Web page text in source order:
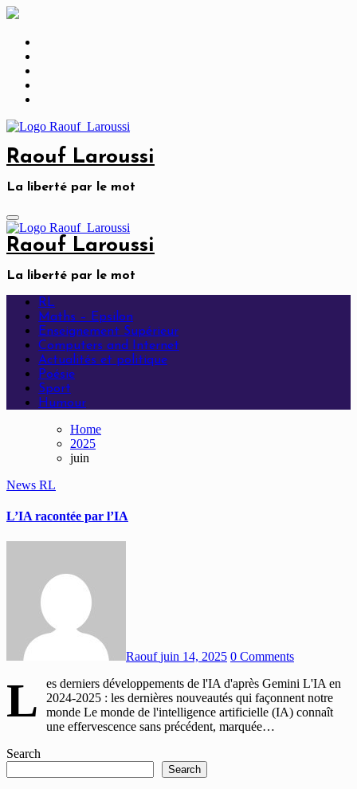
Skip
content
Raouf Laroussi
La liberté par le mot
Raouf Laroussi
La liberté par le mot
RL
Maths – Epsilon
Enseignement Supérieur
Computers and Internet
Actualités et politique
Poésie
Sport
Humour
Home
2025
juin
News RL
L’IA racontée par l’IA
Raoufjuin 14, 2025 0 Comments
L
es derniers développements de l'IA d'après Gemini L'IA en
2024-2025 : les dernières nouveautés qui façonnent notre
monde Le monde de l'intelligence artificielle (IA) connaît
une effervescence sans précédent, marquée…
Search
Search